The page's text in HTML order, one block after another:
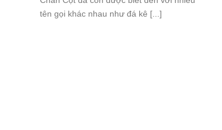
tên gọi khác nhau như đá kê [...]